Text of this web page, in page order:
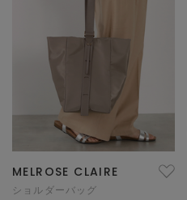
MELROSE CLAIRE
ショルダーバッグ